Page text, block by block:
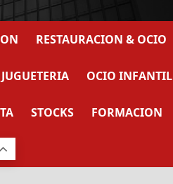
RESTAURACION & OCIO
JUGUETERIA OCIO INFANTIL
STOCKS FORMACION